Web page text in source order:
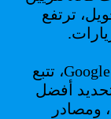
ترتفع
استخدم أدوات التتبع (Google Analytics، تتبع
أفضل
ومصادر